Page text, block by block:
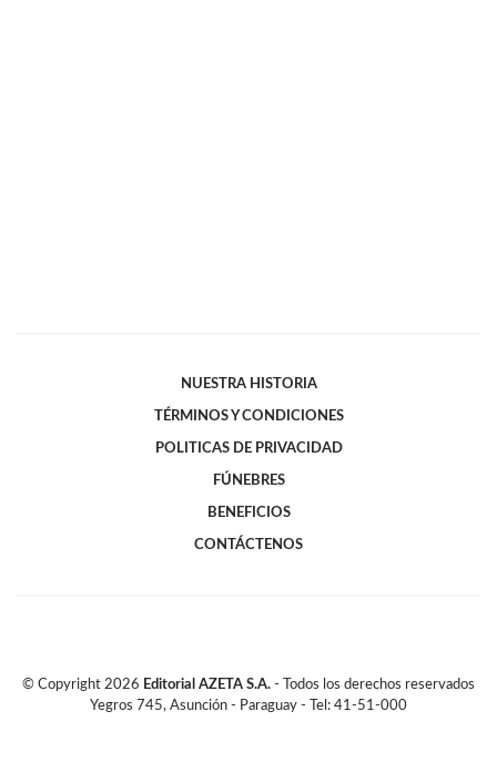
NUESTRA HISTORIA
TÉRMINOS Y CONDICIONES
POLITICAS DE PRIVACIDAD
FÚNEBRES
BENEFICIOS
CONTÁCTENOS
© Copyright 2026 Editorial AZETA S.A. - Todos los derechos reservados
Yegros 745, Asunción - Paraguay - Tel: 41-51-000